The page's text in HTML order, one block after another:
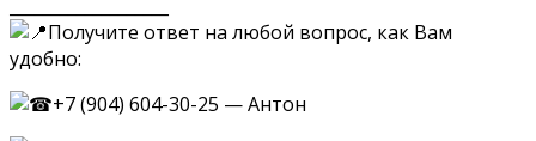
Получите ответ на любой вопрос, как Вам
удобно:
+7 (904) 604-30-25 — Антон